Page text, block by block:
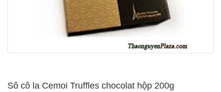
Sô cô la Cemoi Truffles chocolat hộp 200g